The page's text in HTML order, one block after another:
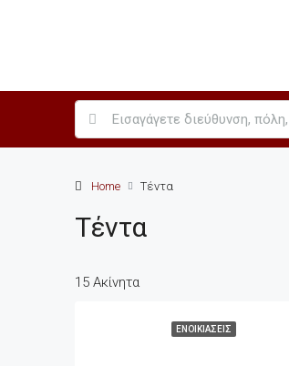
Home Τέντα
Τέντα
15 Ακίνητα
ΕΝΟΙΚΙΆΣΕΙΣ